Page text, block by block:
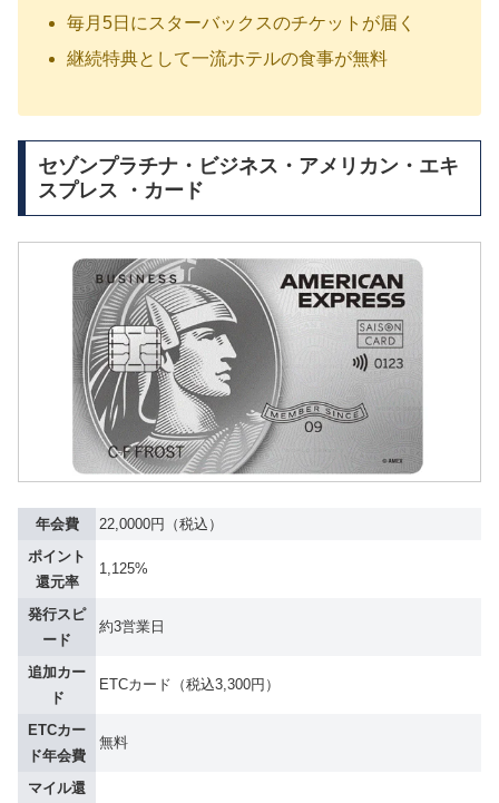
毎月5日に スターバックスのチケット が届く
継続特典として一流ホテルの食事が無料
セゾンプラチナ・ビジネス・アメリカン・エキ
スプレス ・カード
年会費
22,0000円（税込）
ポイント
還元率
1,125%
発行スピ
ード
約3営業日
追加カー
ド
ETCカード（税込3,300円）
ETCカー
ド年会費
無料
マイル還